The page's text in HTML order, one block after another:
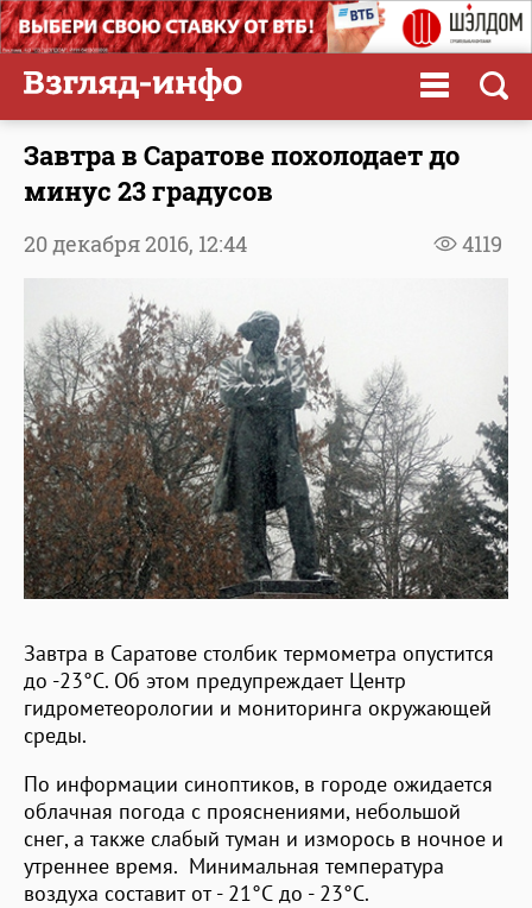
Завтра в Саратове похолодает до
минус 23 градусов
4119
20 декабря 2016, 12:44
Завтра в Саратове столбик термометра опустится
до -23°С. Об этом предупреждает Центр
гидрометеорологии и мониторинга окружающей
среды.
По информации синоптиков, в городе ожидается
облачная погода с прояснениями, небольшой
снег, а также слабый туман и изморось в ночное и
утреннее время. Минимальная температура
воздуха составит от - 21°С до - 23°С.